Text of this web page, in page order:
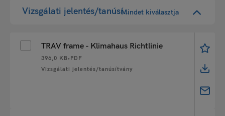
Vizsgálati jelentés/tanúsítvány
Mindet kiválasztja
TRAV frame - Klimahaus Richtlinie
396,0 KB• PDF
Vizsgálati jelentés/tanúsítvány